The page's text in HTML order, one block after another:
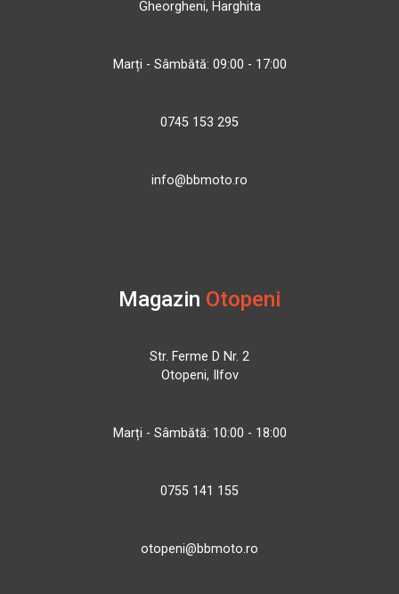
Gheorgheni, Harghita
Marți - Sâmbătă: 09:00 - 17:00
0745 153 295
info@bbmoto.ro
Magazin Otopeni
Str. Ferme D Nr. 2
Otopeni, Ilfov
Marți - Sâmbătă: 10:00 - 18:00
0755 141 155
otopeni@bbmoto.ro